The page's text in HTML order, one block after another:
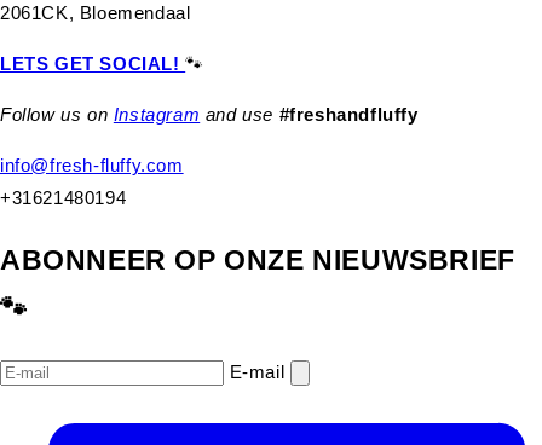
2061CK, Bloemendaal
LETS GET SOCIAL!🐾
Follow us on Instagram and use #freshandfluffy
info@fresh-fluffy.com
+31621480194
ABONNEER OP ONZE NIEUWSBRIEF
🐾
E‑mail